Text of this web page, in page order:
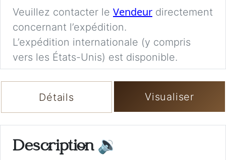
Veuillez contacter le Vendeur directement
concernant l’expédition.
L’expédition internationale (y compris
vers les États-Unis) est disponible.
Détails Visualiser
Description 🔉